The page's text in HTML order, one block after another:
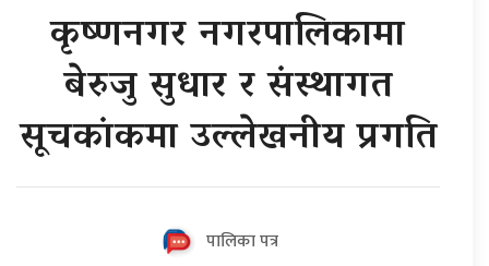
कृष्णनगर नगरपालिकामा
बेरुजु सुधार र संस्थागत
सूचकांकमा उल्लेखनीय प्रगति
पालिका पत्र